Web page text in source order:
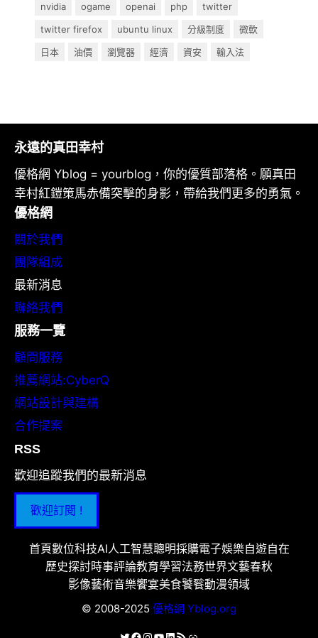
nvidia
ogame openai php
twitter
twitter firefox
ubuntu linux 分級制度
微軟
日本
油價 瀏覽器 經濟 資安 輸入法
永遠的真田幸村
優格網 Yblog = yourblog，你的優質部落格。願真田
幸村紅鎧策馬赤備突擊的身影，帶給我們更多的勇氣。
優格網
關於我們
團隊組成
最新消息
聯絡我們
服務一覽
顧問服務
推薦網站:CyberQ
網站設計與建構
合作提案
RSS
歡迎追蹤我們的最新消息
歡迎訂閱 !
首頁數位科技AI人工智慧聰明採購電子娛樂自遊自在
歷史探討時事評論教育學習法務世界文藝春秋
影像藝術音樂饗宴美食饕餮動漫領域
© 2008-2025 優格網 Yblog.org